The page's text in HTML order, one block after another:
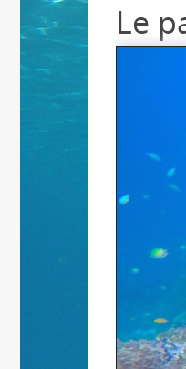
Le